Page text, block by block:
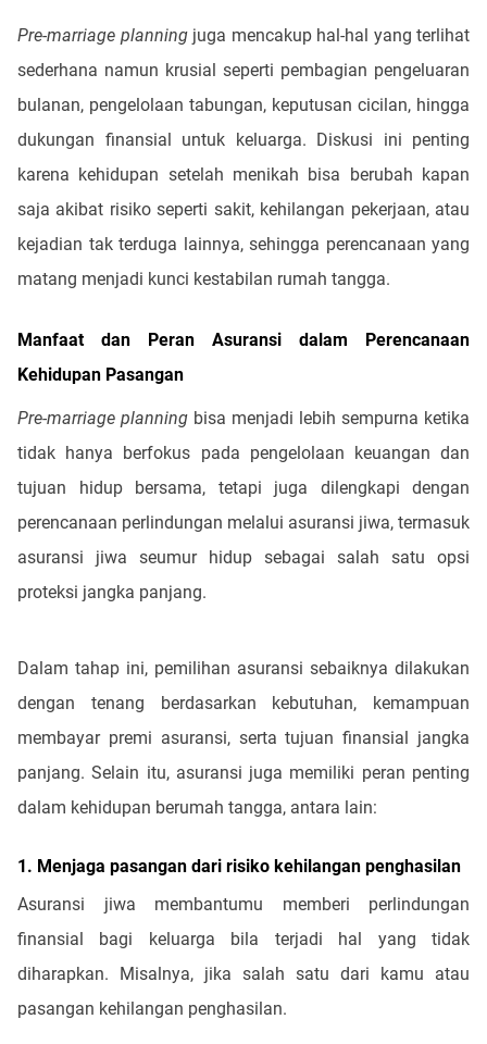
Pre-marriage planningjuga mencakup hal-hal yang terlihat
sederhana namun krusial seperti pembagian pengeluaran
bulanan, pengelolaan tabungan, keputusan cicilan, hingga
dukungan finansial untuk keluarga. Diskusi ini penting
karena kehidupan setelah menikah bisa berubah kapan
saja akibat risiko seperti sakit, kehilangan pekerjaan, atau
kejadian tak terduga lainnya, sehingga perencanaan yang
matang menjadi kunci kestabilan rumah tangga.
Manfaat dan Peran Asuransi dalam Perencanaan
Kehidupan Pasangan
Pre-marriage planning bisa menjadi lebih sempurna ketika
tidak hanya berfokus pada pengelolaan keuangan dan
tujuan hidup bersama, tetapi juga dilengkapi dengan
perencanaan perlindungan melalui asuransi jiwa, termasuk
asuransi jiwa seumur hidup sebagai salah satu opsi
proteksi jangka panjang.
Dalam tahap ini, pemilihan asuransi sebaiknya dilakukan
dengan tenang berdasarkan kebutuhan, kemampuan
membayar premi asuransi, serta tujuan finansial jangka
panjang. Selain itu, asuransi juga memiliki peran penting
dalam kehidupan berumah tangga, antara lain:
1. Menjaga pasangan dari risiko kehilangan penghasilan
Asuransi jiwa membantumu memberi perlindungan
finansial bagi keluarga bila terjadi hal yang tidak
diharapkan. Misalnya, jika salah satu dari kamu atau
pasangan kehilangan penghasilan.